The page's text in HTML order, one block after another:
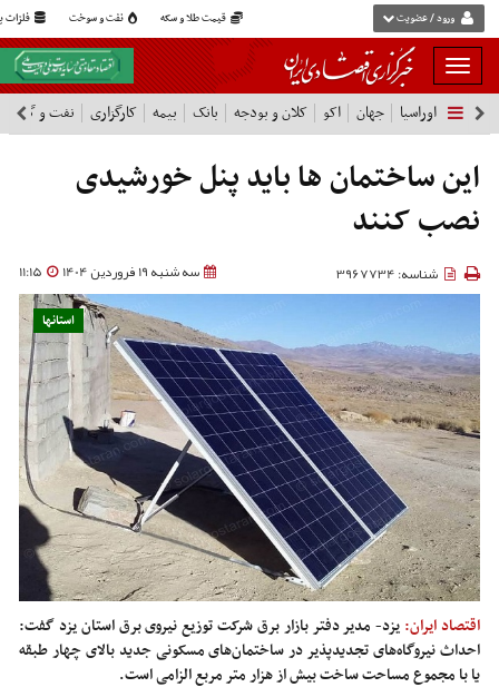
قیمت طلا و سکه نفت و سوخت فلزات ورود / عضویت
بار
و
بسته
نمودن
فهرست
اوراسیا جهان اکو کلان و بودجه بانک بیمه کارگزاری نفت و گاز
این ساختمان ها باید پنل خورشیدی
نصب کنند
سه شنبه 19 فروردین 1404 11:15 شناسه: 3967734
استانها
اقتصاد ایران: یزد- مدیر دفتر بازار برق شرکت توزیع نیروی برق استان یزد گفت:
احداث نیروگاه‌های تجدیدپذیر در ساختمان‌های مسکونی جدید بالای چهار طبقه
یا با مجموع مساحت ساخت بیش از هزار متر مربع الزامی است.